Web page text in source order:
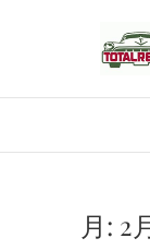
ホ
ー
月: 2